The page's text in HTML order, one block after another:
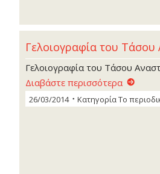
Γελοιογραφία του Τάσου
Γελοιογραφία του Τάσου
Διαβάστε περισσότερα
26/03/2014 ΚατηγορίαΤο